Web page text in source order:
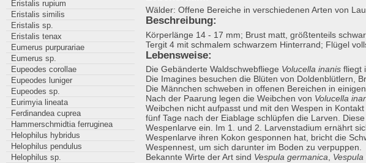
Wälder: Offene Bereiche in verschiedenen Arten von
Beschreibung:
Körperlänge 14 - 17 mm; Brust matt, größtenteils
Tergit 4 mit schmalem schwarzem Hinterrand; Flügel
Lebensweise:
Die Gebänderte Waldschwebfliege Volucella inanis fliegt
Die Imagines besuchen die Blüten von Doldenblütlern,
Die Männchen schweben in offenen Bereichen in
Nach der Paarung legen die Weibchen von Volucella
Weibchen nicht aufpasst und mit den Wespen in
fünf Tage nach der Eiablage schlüpfen die Larven.
Wespenlarve ein. Im 1. und 2. Larvenstadium ernährt
Wespenlarve ihren Kokon gesponnen hat, bricht die
Wespennest, um sich darunter im Boden zu verpuppen.
Bekannte Wirte der Art sind Vespula germanica
Eristalis rupium
Eristalis similis
Eristalis sp.
Eristalis tenax
Eumerus purpurariae
Eumerus sp.
Eupeodes corollae
Eupeodes luniger
Eupeodes sp.
Eurimyia lineata
Ferdinandea cuprea
Hammerschmidtia ferruginea
Helophilus hybridus
Helophilus pendulus
Helophilus sp.